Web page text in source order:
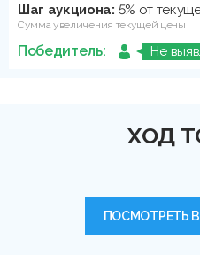
Шаг аукциона: 5% от
Сумма увеличения текущей цены
Победитель: Не
ХОД
ПОСМОТРЕТЬ